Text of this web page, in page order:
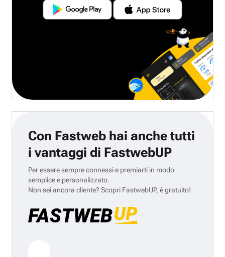
Con Fastweb hai anche tutti
i vantaggi di FastwebUP
Per essere sempre connessi e premiarti in modo
semplice e personalizzato.
Non sei ancora cliente? Scopri FastwebUP, è gratuito!